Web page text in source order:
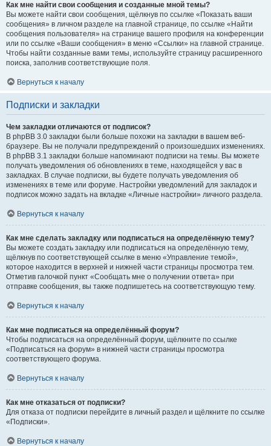
Как мне найти свои сообщения и созданные мной темы?
Вы можете найти свои сообщения, щёлкнув по ссылке «Показать ваши
сообщения» в личном разделе на главной странице, по ссылке «Найти
сообщения пользователя» на странице вашего профиля на конференции
или по ссылке «Ваши сообщения» в меню «Ссылки» на главной странице.
Чтобы найти созданные вами темы, используйте страницу расширенного
поиска, заполнив соответствующие поля.
Вернуться к началу
Подписки и закладки
Чем закладки отличаются от подписок?
В phpBB 3.0 закладки были больше похожи на закладки в вашем веб-
браузере. Вы не получали предупреждений о произошедших изменениях.
В phpBB 3.1 закладки больше напоминают подписки на темы. Вы можете
получать уведомления об обновлениях в теме, находящейся у вас в
закладках. В случае подписки, вы будете получать уведомления об
изменениях в теме или форуме. Настройки уведомлений для закладок и
подписок можно задать на вкладке «Личные настройки» личного раздела.
Вернуться к началу
Как мне сделать закладку или подписаться на определённую тему?
Вы можете создать закладку или подписаться на определённую тему,
щёлкнув по соответствующей ссылке в меню «Управление темой»,
которое находится в верхней и нижней части страницы просмотра тем.
Отметив галочкой пункт «Сообщать мне о получении ответа» при
отправке сообщения, вы также подпишетесь на соответствующую тему.
Вернуться к началу
Как мне подписаться на определённый форум?
Чтобы подписаться на определённый форум, щёлкните по ссылке
«Подписаться на форум» в нижней части страницы просмотра
соответствующего форума.
Вернуться к началу
Как мне отказаться от подписки?
Для отказа от подписки перейдите в личный раздел и щёлкните по ссылке
«Подписки».
Вернуться к началу